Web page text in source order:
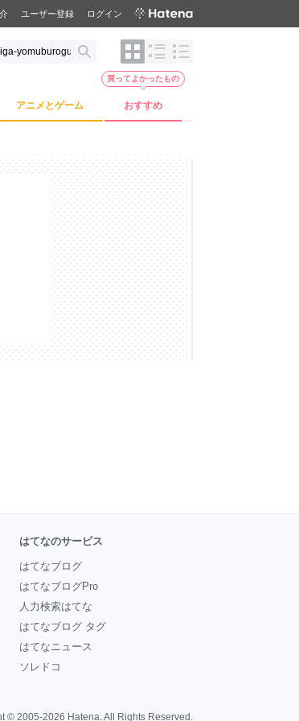
ユーザー登録 ログイン
アニメとゲーム おすすめ
買ってよかったもの
はてなのサービス
はてなブログ
はてなブログPro
人力検索はてな
はてなブログ タグ
はてなニュース
ソレドコ
© 2005-2026 Hatena. All Rights Reserved.